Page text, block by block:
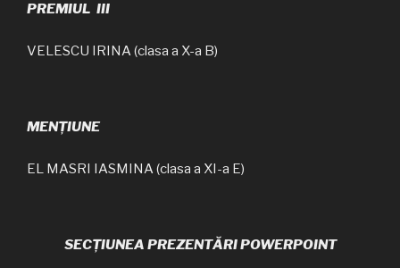
PREMIUL III
VELESCU IRINA (clasa a X-a B)
MENȚIUNE
EL MASRI IASMINA (clasa a XI-a E)
SECȚIUNEA PREZENTĂRI POWERPOINT